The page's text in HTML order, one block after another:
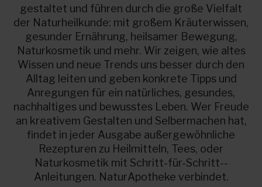
Prøv en måned gratis
gestaltet und führen durch die große Vielfalt
der Naturheilkunde: mit großem Kräuterwissen,
gesunder Ernährung, heilsamer Bewegung,
Naturkosmetik und mehr. Wir zeigen, wie altes
Wissen und neue Trends uns besser durch den
Alltag leiten und geben konkrete Tipps und
Anregungen für ein natürliches, gesundes,
nachhaltiges und bewusstes Leben. Wer Freude
an kreativem Gestalten und Selbermachen hat,
findet in jeder Ausgabe außergewöhnliche
Rezepturen zu Heilmitteln, Tees, oder
Naturkosmetik mit Schritt­-für-­Schritt-­
Anleitungen. NaturApotheke verbindet.